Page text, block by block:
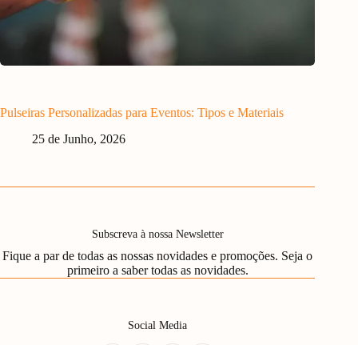
Pulseiras Personalizadas para Eventos: Tipos e Materiais
25 de Junho, 2026
Subscreva à nossa Newsletter
Fique a par de todas as nossas novidades e promoções. Seja o
primeiro a saber todas as novidades.
Social Media